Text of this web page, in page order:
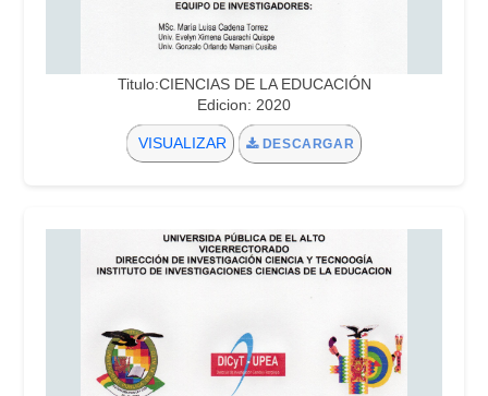
Titulo:CIENCIAS DE LA EDUCACIÓN
Edicion: 2020
VISUALIZAR DESCARGAR